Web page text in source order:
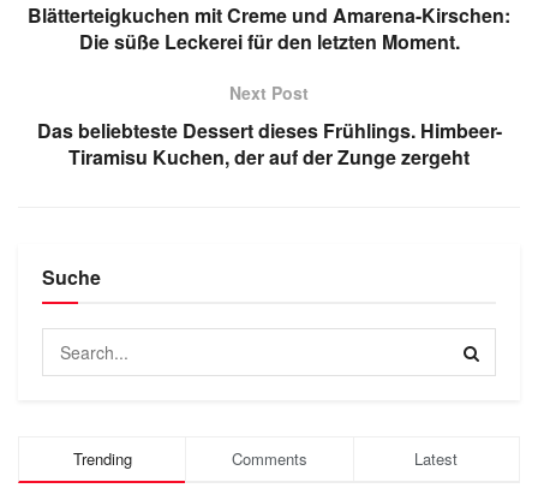
Blätterteigkuchen mit Creme und Amarena-Kirschen:
Die süße Leckerei für den letzten Moment.
Next Post
Das beliebteste Dessert dieses Frühlings. Himbeer-
Tiramisu Kuchen, der auf der Zunge zergeht
Suche
Trending Comments Latest